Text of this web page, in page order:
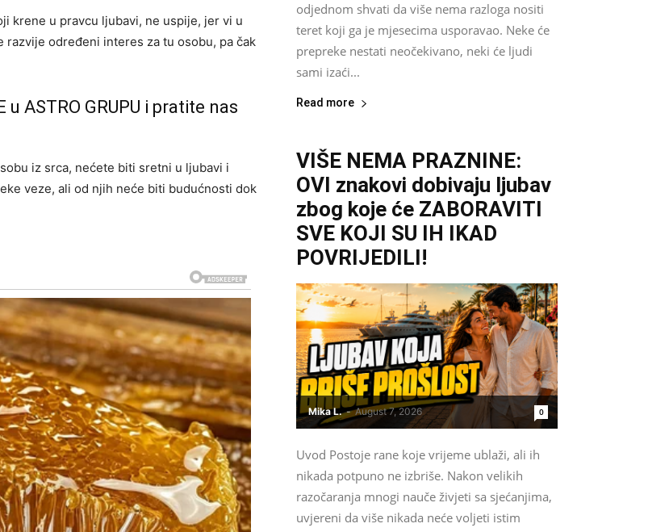
krene u pravcu ljubavi, ne uspije, jer vi u
razvije određeni interes za tu osobu, pa čak
u ASTRO GRUPU i pratite nas
iz srca, nećete biti sretni u ljubavi i
veze, ali od njih neće biti budućnosti dok
odjednom shvati da više nema razloga nositi
teret koji ga je mjesecima usporavao. Neke će
prepreke nestati neočekivano, neki će ljudi
sami izaći...
Read more
VIŠE NEMA PRAZNINE:
OVI znakovi dobivaju ljubav
zbog koje će ZABORAVITI
SVE KOJI SU IH IKAD
POVRIJEDILI!
Mika L. - August 7, 2026 0
Uvod Postoje rane koje vrijeme ublaži, ali ih
nikada potpuno ne izbriše. Nakon velikih
razočaranja mnogi nauče živjeti sa sjećanjima,
uvjereni da više nikada neće voljeti istim